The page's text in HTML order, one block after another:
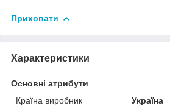
Приховати
Характеристики
Основні атрибути
Країна виробник
Україна